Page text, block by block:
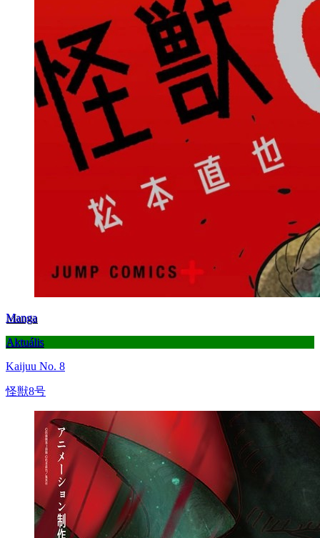
Manga
Aktuális
Kaijuu No. 8
怪獣8号